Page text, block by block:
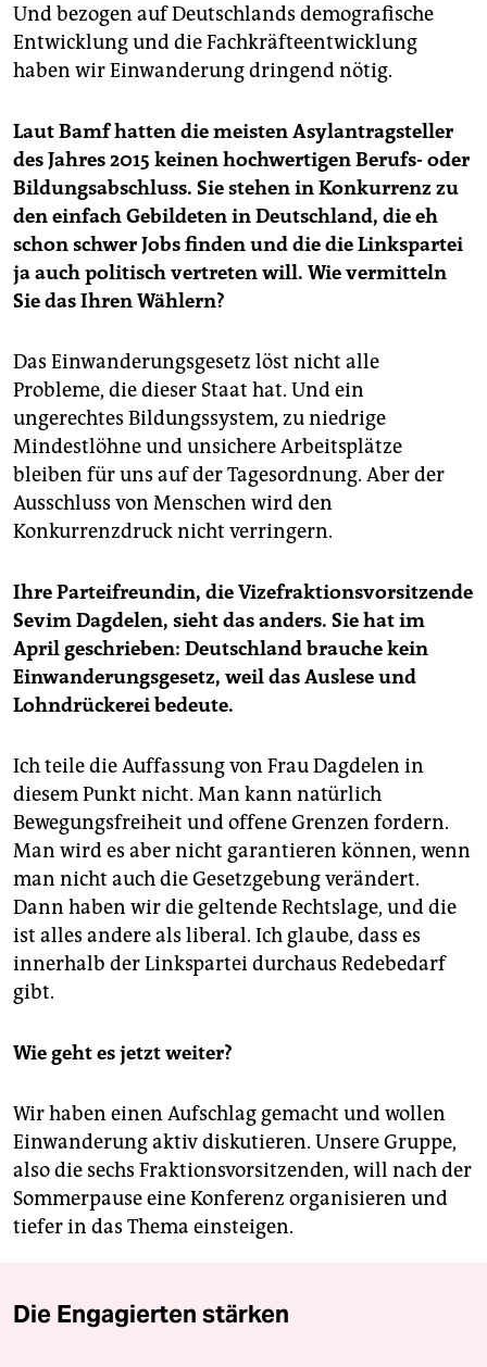
Und bezogen auf Deutschlands demografische
Entwicklung und die Fachkräfteentwicklung
haben wir Einwanderung dringend nötig.
Laut Bamf hatten die meisten Asylantragsteller
des Jahres 2015 keinen hochwertigen Berufs- oder
Bildungsabschluss. Sie stehen in Konkurrenz zu
den einfach Gebildeten in Deutschland, die eh
schon schwer Jobs finden und die die Linkspartei
ja auch politisch vertreten will. Wie vermitteln
Sie das Ihren Wählern?
Das Einwanderungsgesetz löst nicht alle
Probleme, die dieser Staat hat. Und ein
ungerechtes Bildungssystem, zu niedrige
Mindestlöhne und unsichere Arbeitsplätze
bleiben für uns auf der Tagesordnung. Aber der
Ausschluss von Menschen wird den
Konkurrenzdruck nicht verringern.
Ihre Parteifreundin, die Vize­fraktionsvorsitzende
Sevim Dag­delen, sieht das anders. Sie hat im
April geschrieben: Deutschland brauche kein
Einwanderungsgesetz, weil das Auslese und
Lohndrückerei bedeute.
Ich teile die Auffassung von Frau Dagdelen in
diesem Punkt nicht. Man kann natürlich
Bewegungsfreiheit und offene Grenzen fordern.
Man wird es aber nicht garantieren können, wenn
man nicht auch die Gesetzgebung verändert.
Dann haben wir die geltende Rechtslage, und die
ist alles andere als liberal. Ich glaube, dass es
innerhalb der Linkspartei durchaus Redebedarf
gibt.
Wie geht es jetzt weiter?
Wir haben einen Aufschlag gemacht und wollen
Einwanderung aktiv diskutieren. Unsere Gruppe,
also die sechs Fraktionsvorsitzenden, will nach der
Sommerpause eine Konferenz organisieren und
tiefer in das Thema einsteigen.
Die Engagierten stärken